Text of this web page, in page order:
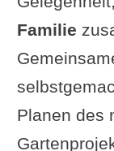
Familie
Planen des